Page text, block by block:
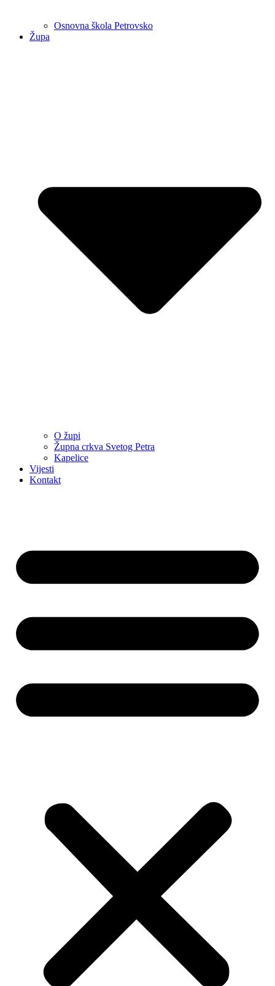
Osnovna škola Petrovsko
Župa
O župi
Župna crkva Svetog Petra
Kapelice
Vijesti
Kontakt